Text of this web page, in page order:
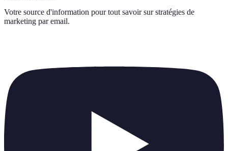
Votre source d'information pour tout savoir sur stratégies de
marketing par email.